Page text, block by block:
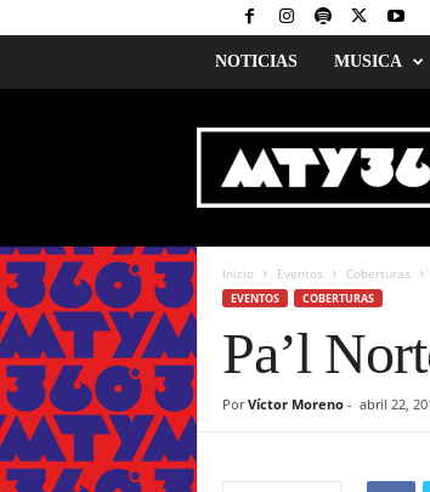
NOTICIAS MUSICA
o
e
y
Inicio Eventos Coberturas
EVENTOS COBERTURAS
Pa’l
Por Víctor Moreno- abril 22,